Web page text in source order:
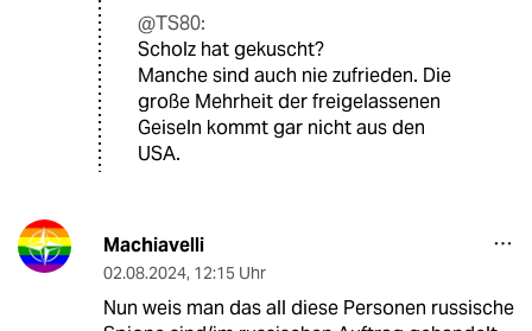
@TS80:
Scholz hat gekuscht?
Manche sind auch nie zufrieden. Die
große Mehrheit der freigelassenen
Geiseln kommt gar nicht aus den
USA.
Machiavelli
02.08.2024, 12:15 Uhr
Nun weis man das all diese Personen russische